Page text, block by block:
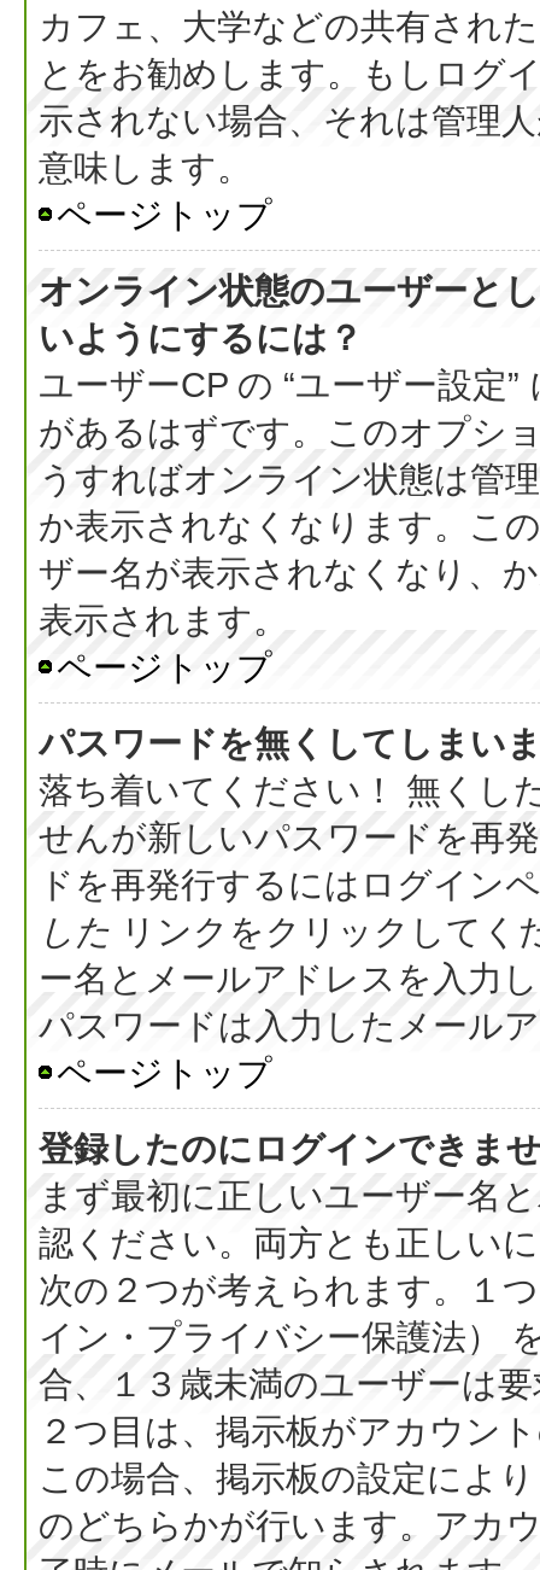
カフェ、大学などの共有され
とをお勧めします。もしログ
示されない場合、それは管理
意味します。
ページトップ
オンライン状態のユーザーと
いようにするには？
ユーザーCP の “ユーザー設定
があるはずです。このオプシ
うすればオンライン状態は管
か表示されなくなります。こ
ザー名が表示されなくなり、
表示されます。
ページトップ
パスワードを無くしてしまい
落ち着いてください！ 無くし
せんが新しいパスワードを再
ドを再発行するにはログイン
した リンクをクリックしてく
ー名とメールアドレスを入力
パスワードは入力したメール
ページトップ
登録したのにログインできま
まず最初に正しいユーザー名
認ください。両方とも正しい
次の２つが考えられます。１
イン・プライバシー保護法）
合、１３歳未満のユーザーは
２つ目は、掲示板がアカウン
この場合、掲示板の設定によ
のどちらかが行います。アカ